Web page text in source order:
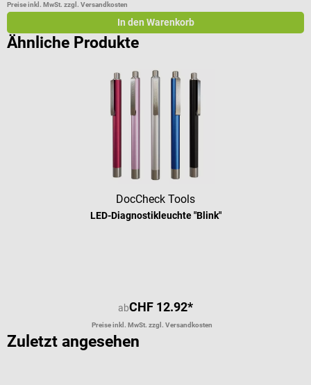
Preise inkl. MwSt. zzgl. Versandkosten
In den Warenkorb
Ähnliche Produkte
DocCheck Tools
LED-Diagnostikleuchte "Blink"
abCHF 12.92*
Preise inkl. MwSt. zzgl. Versandkosten
Zuletzt angesehen